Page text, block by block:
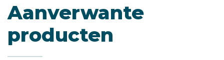
Aanverwante
producten